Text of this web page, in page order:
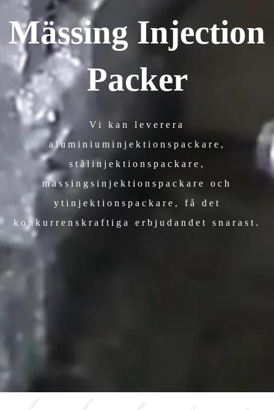
Mässing Injection
Packer
Vi kan leverera
aluminiuminjektionspackare,
stålinjektionspackare,
mässingsinjektionspackare och
ytinjektionspackare, få det
konkurrenskraftiga erbjudandet snarast.